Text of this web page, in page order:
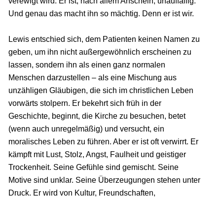
Und genau das macht ihn so mächtig. Denn er ist wir.
Lewis entschied sich, dem Patienten keinen Namen zu
geben, um ihn nicht außergewöhnlich erscheinen zu
lassen, sondern ihn als einen ganz normalen
Menschen darzustellen – als eine Mischung aus
unzähligen Gläubigen, die sich im christlichen Leben
vorwärts stolpern. Er bekehrt sich früh in der
Geschichte, beginnt, die Kirche zu besuchen, betet
(wenn auch unregelmäßig) und versucht, ein
moralisches Leben zu führen. Aber er ist oft verwirrt. Er
kämpft mit Lust, Stolz, Angst, Faulheit und geistiger
Trockenheit. Seine Gefühle sind gemischt. Seine
Motive sind unklar. Seine Überzeugungen stehen unter
Druck. Er wird von Kultur, Freundschaften,